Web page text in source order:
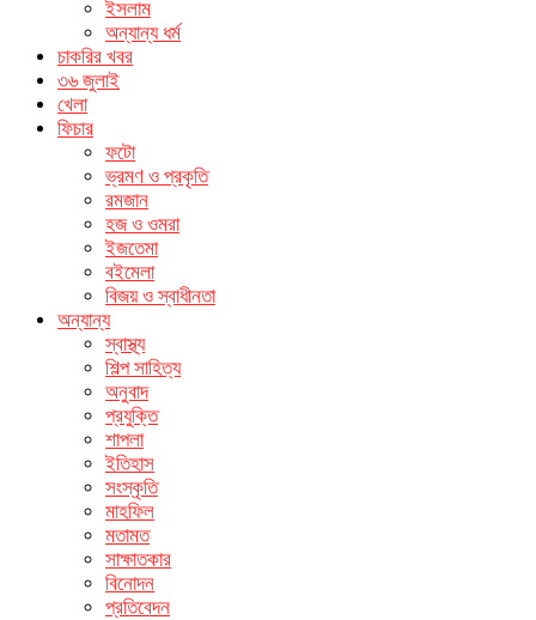
ইসলাম
অন্যান্য ধর্ম
চাকরির খবর
৩৬ জুলাই
খেলা
ফিচার
ফটো
ভ্রমণ ও প্রকৃতি
রমজান
হজ ও ওমরা
ইজতেমা
বইমেলা
বিজয় ও স্বাধীনতা
অন্যান্য
স্বাস্থ্য
শিল্প সাহিত্য
অনুবাদ
প্রযুক্তি
শাপলা
ইতিহাস
সংস্কৃতি
মাহফিল
মতামত
সাক্ষাতকার
বিনোদন
প্রতিবেদন